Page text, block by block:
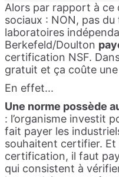
Alors par rapport à ce
sociaux : NON, pas
laboratoires
Berkefeld/Doulton
certification NSF.
gratuit et ça coûte
En effet...
Une norme possède
: l’organisme investit
fait payer les
souhaitent certifier.
certification, il faut
qui consistent à